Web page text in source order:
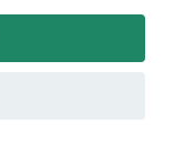
by Quickbutik